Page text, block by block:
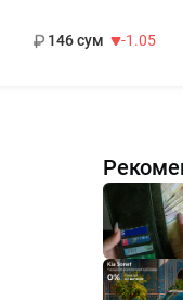
146 сум
-1.05